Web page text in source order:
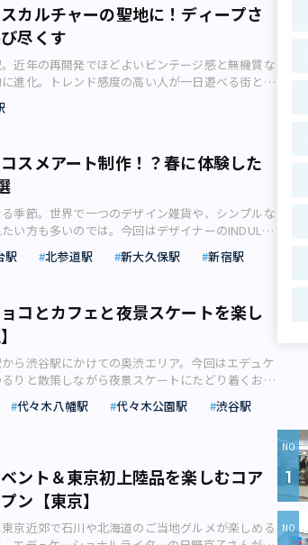
すが、ますますリッチで洗練された味わいに進化
酸菌入りの桜スイーツや、ヴィーガン＆グルテ
発酵＆プラントベーススイーツをご紹介します。
「味が好きだから食べたい」と思える、最旬最強
公園】TREE by NAKED yoyogi park／罪悪感なく
イティブカンパニー・ネイキッドが手がける、
NAKED yoyogi park（ツリーバイネイキッド ヨヨ
を使用した春のヴィーガンスイーツ＆ドリンクが
ヴィーガン＆グルテンフリー桜パンケーキ」
会社ネイキッドリリース） おすすめは人気ナ
ー 桜パンケーキ」。ふわふわ食感の桜色のパン
れています。ドリンクは、桜茶と数種類のスパイ
ガン 桜豆乳チャイ」や、自家製の桜花シロップ
ムージー」が用意されています。ドリンクはイー
写真左：「ヴィーガン 桜豆乳チャイ」（990円）
富ヶ谷1-10-2 TEL：050-1743-2539 営業時間：
クセス：東京メトロ千代田線「代々木公園駅」
」南口より徒歩1分 ※料金は税込です。詳細は公
渋谷ロフト店／ヘルシージャンクフード！春限
プラントベースフードブランド「2foods（トゥ
た春の新商品7種です。渋谷ロフトと銀座ロフト
リードーナツ」に、レモンと4,種のトロピカルフ
ドドーナツ」は、春にぴったりなドーナツで
茶パッションドーナツ」は、抹茶のほろ苦さが大
不使用です。 プラントベースレアチーズケーキ
カルチャーの聖地に！ディープさ
尽くす
近年の再開発でほどよいビンテージ感と無機質な
進化。トレンド感度の高い人が一日遊べる街とな
ド 演劇や音楽、古着屋グルメなどあらゆるカル
ップなど、1日かけてじっくり楽しみたいスポッ
つ新しさを感じるカルチャーがミックスされた最
北沢古着マーケット+（プラス）Spring Vintage-
は3月30日（土）、31日（日）の2日間開催の
に出かけたいのが、「下北沢古着マーケット+
FURUGI Market-」。3月の土日祝日に開催され
、3月30日（土）、31日（日）に開催されます。
！※過去開催時の様子（画像：スパイラル株式会
北沢に点在する古着店が駅前スペースに集結し
ャツなどが並ぶ中から一期一会の出会いがあるか
楽しみたいですね。 SDGs＆古着熱再燃で大注目
リース）■下北沢古着マーケット+（プラス）
Market- 開催期間：2024年3月30日（土）・31日
下北沢駅東口駅前広場 営業時間：11:00〜18:00
月30日（土)に「ミニシモキタ祭」が開催されま
ザイン会社「あおとき」。名前にちなんだ青と黄
するそうです。また当日は「NFT取得体験」など
ル外観（画像：株式会社GEKIリリースより）
スメアート制作！？春に体験した
季節。世界で一つのデザイン雑貨や、シンプルな
い方も多いのでは。今回はデザイナーのINDULGE
紹介します。サクラ咲く時期のクラフトワーク 春
す。前から興味があったコトに挑戦したり、突然
気持ちが湧き起こります。 今回は、春の模様替え
ザインなど、心ときめくものづくりです。はじめ
与えるかも？ サクラ咲く春の時期のクラフトワ
【その他の画像】＞＞ 【表参道】カフェ ヴァロ
日まで！春の訪れを告げる花・ミモザ使用のミニ
る「カフェ ヴァローリス」では、ティータイ
リース」（1,650円）※キットの他、はさみ、ボ
ウスリリース） 現在ヨックモックミュージア
」に合わせて、ピカソも南仏で過ごした時期に
バランスで、個性
月8日は「ミモザの日」とのこと、春の訪れを感じ
駅 北参道駅 新大久保駅
新宿駅
コとカフェと夜景スケートを楽し
ら渋谷駅にかけての奥渋エリア。今回はエデュケ
りと散策しながら夜景スケートにたどり着くおす
今年もバレンタインの季節が近づいてきまし
人にプレゼントを贈る行事として定着しています
きな人にチョコレートを贈る日」として女性からの
ョコを買ってもいい日、という認識が浸透し、バ
は、おしゃれなお店の多い奥渋エリアから渋谷
間限定体験スポットをご紹介していきます。 蛇口
熟成のバター砂漠、などエリアによってそれぞれ
代々木八幡駅 代々木公園駅 渋谷駅
ント＆東京初上陸品を楽しむコア
ン【東京】
京近郊で石川や北海道のご当地グルメが楽しめる